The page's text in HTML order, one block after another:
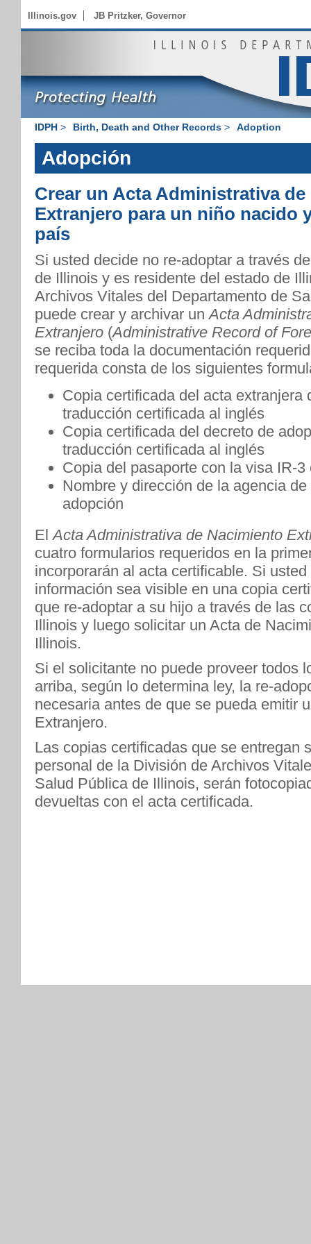
Illinois.gov JB Pritzker, Governor
IDPH > Birth, Death and Other Records > Adoption
Adopción
Crear un Acta Administrativa
Extranjero para un niño nacido
país
Si usted decide no re-adoptar a través
de Illinois y es residente del estado de
Archivos Vitales del Departamento de
puede crear y archivar unActa
Extranjero (Administrative Record of
se reciba toda la documentación
requerida consta de los siguientes
Copia certificada del acta extranjera
traducción certificada al inglés
Copia certificada del decreto de
traducción certificada al inglés
Copia del pasaporte con la visa IR-3
Nombre y dirección de la agencia
adopción
ElActa Administrativa de Nacimiento
cuatro formularios requeridos en la
incorporarán al acta certificable. Si
información sea visible en una copia
que re-adoptar a su hijo a través de las
Illinois y luego solicitar un Acta de
Illinois.
Si el solicitante no puede proveer todos
arriba, según lo determina ley, la re-
necesaria antes de que se pueda emitir
Extranjero.
Las copias certificadas que se entregan
personal de la División de Archivos
Salud Pública de Illinois, serán
devueltas con el acta certificada.